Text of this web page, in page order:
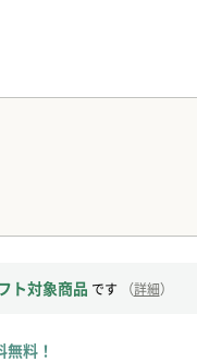
ト対象商品 です （詳細）
無料！